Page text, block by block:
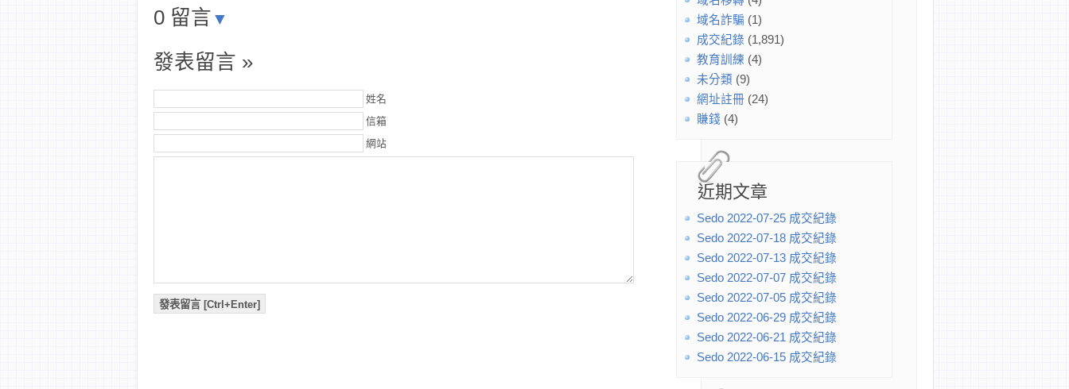
域名詐騙 (1)
成交紀錄 (1,891)
教育訓練 (4)
未分類 (9)
網址註冊 (24)
賺錢 (4)
近期文章
Sedo 2022-07-25 成交紀錄
Sedo 2022-07-18 成交紀錄
Sedo 2022-07-13 成交紀錄
Sedo 2022-07-07 成交紀錄
Sedo 2022-07-05 成交紀錄
Sedo 2022-06-29 成交紀錄
Sedo 2022-06-21 成交紀錄
Sedo 2022-06-15 成交紀錄
0 留言 ▼
發表留言 »
姓名
信箱
網站